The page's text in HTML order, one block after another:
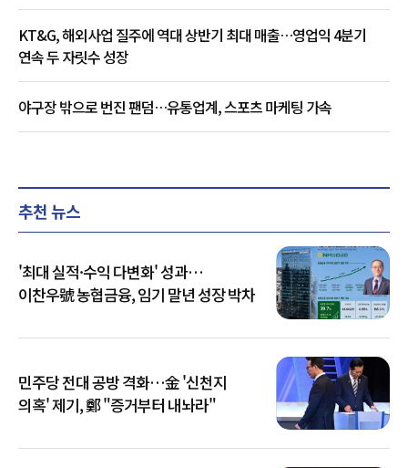
KT&G, 해외사업 질주에 역대 상반기 최대 매출…영업익 4분기
연속 두 자릿수 성장
야구장 밖으로 번진 팬덤…유통업계, 스포츠 마케팅 가속
추천 뉴스
'최대 실적·수익 다변화' 성과…
이찬우號 농협금융, 임기 말년 성장 박차
민주당 전대 공방 격화…金 '신천지
의혹' 제기, 鄭 "증거부터 내놔라"